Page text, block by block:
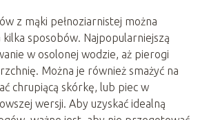
z mąki pełnoziarnistej można
sposobów. Najpopularniejszą
w osolonej wodzie, aż pierogi
Można je również smażyć na
chrupiącą skórkę, lub piec w
wersji. Aby uzyskać idealną